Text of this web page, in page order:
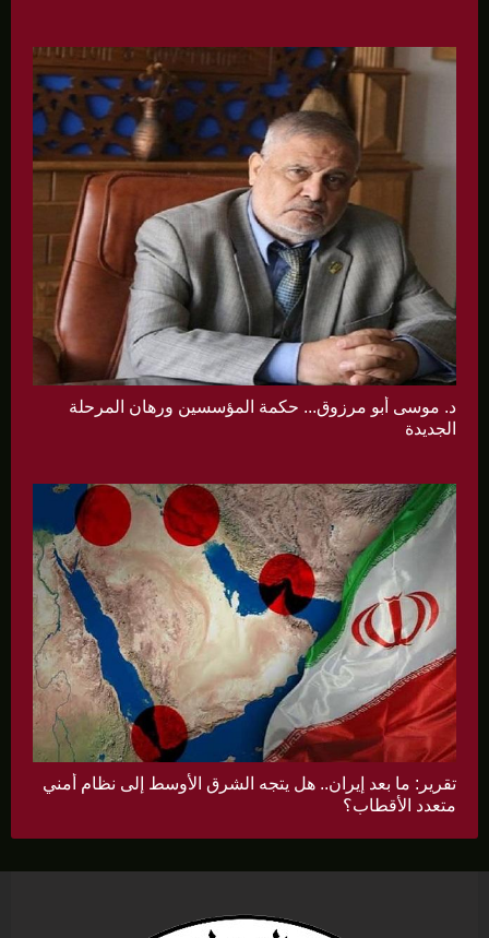
د. موسى أبو مرزوق... حكمة المؤسسين ورهان المرحلة
الجديدة
تقرير: ما بعد إيران.. هل يتجه الشرق الأوسط إلى نظام أمني
متعدد الأقطاب؟